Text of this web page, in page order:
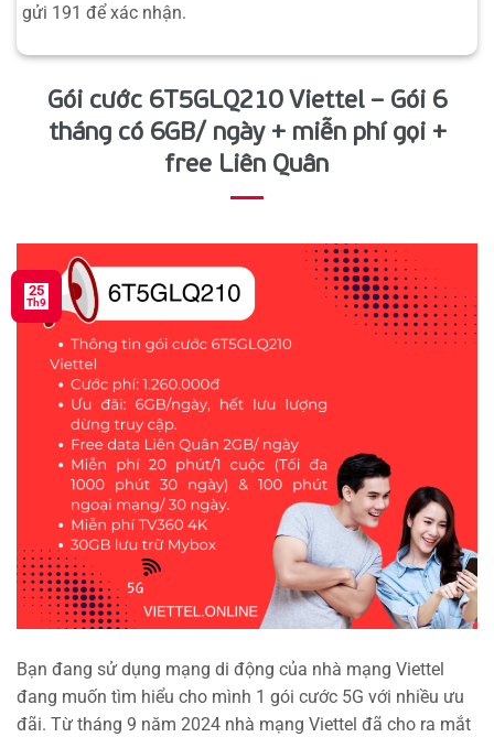
gửi 191 để xác nhận.
Gói cước 6T5GLQ210 Viettel – Gói 6
tháng có 6GB/ ngày + miễn phí gọi +
free Liên Quân
25
Th9
Bạn đang sử dụng mạng di động của nhà mạng Viettel
đang muốn tìm hiểu cho mình 1 gói cước 5G với nhiều ưu
đãi. Từ tháng 9 năm 2024 nhà mạng Viettel đã cho ra mắt